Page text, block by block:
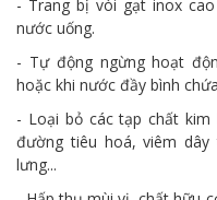
- Trang bị vòi gạt inox
nước uống.
- Tự động ngừng hoạt
hoặc khi nước đầy bình
- Loại bỏ các tạp chất
đường tiêu hoá, viêm
lưng...